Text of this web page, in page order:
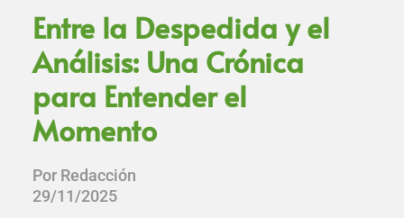
Entre la Despedida y el
Análisis: Una Crónica
para Entender el
Momento
Por Redacción
29/11/2025